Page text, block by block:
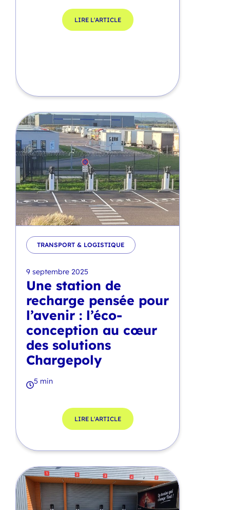
LIRE L'ARTICLE
TRANSPORT & LOGISTIQUE
9 septembre 2025
Une station de
recharge pensée pour
l’avenir : l’éco-
conception au cœur
des solutions
Chargepoly
5 min
LIRE L'ARTICLE